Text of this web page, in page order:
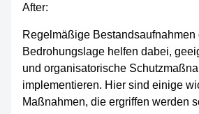
After:
Regelmäßige Bestandsaufnahmen
Bedrohungslage helfen dabei,
und organisatorische
implementieren. Hier sind einige
Maßnahmen, die ergriffen werden